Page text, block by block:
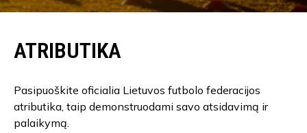
ATRIBUTIKA
Pasipuoškite oficialia Lietuvos futbolo federacijos
atributika, taip demonstruodami savo atsidavimą ir
palaikymą.